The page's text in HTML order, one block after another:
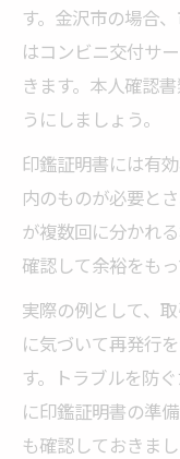
す。金沢市の場合
はコンビニ交付サ
きます。本人確認
うにしましょう。
印鑑証明書には有
内のものが必要と
が複数回に分かれ
確認して余裕をも
実際の例として、
に気づいて再発行
す。トラブルを防
に印鑑証明書の準
も確認しておきまし